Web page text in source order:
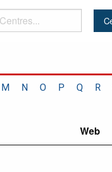
M N O P Q R
Web